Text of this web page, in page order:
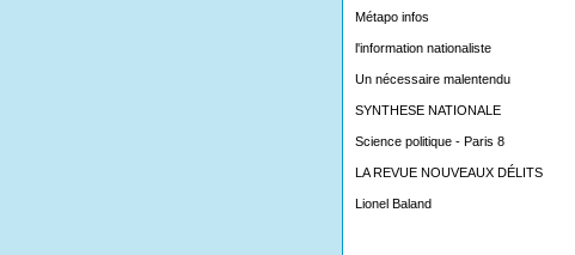
Métapo infos
l'information nationaliste
Un nécessaire malentendu
SYNTHESE NATIONALE
Science politique - Paris 8
LA REVUE NOUVEAUX DÉLITS
Lionel Baland